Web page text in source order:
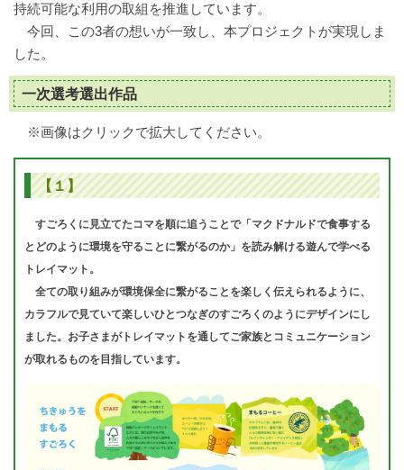
持続可能な利用の取組を推進しています。
今回、この3者の想いが一致し、本プロジェクトが実現しま
した。
一次選考選出作品
※画像はクリックで拡大してください。
【１】
すごろくに見立てたコマを順に追うことで「マクドナルドで食事する
とどのように環境を守ることに繋がるのか」を読み解ける遊んで学べる
トレイマット。
全ての取り組みが環境保全に繋がることを楽しく伝えられるように、
カラフルで見ていて楽しいひとつなぎのすごろくのようにデザインにし
ました。お子さまがトレイマットを通してご家族とコミュニケーション
が取れるものを目指しています。